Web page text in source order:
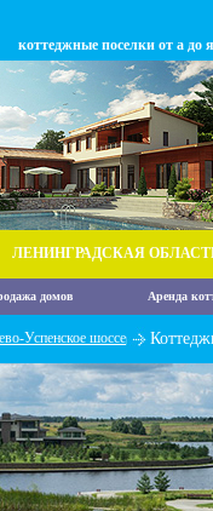
коттеджные поселки от а до я
ЛЕНИНГРАДСКАЯ
домов Аренда
Успенское шоссе